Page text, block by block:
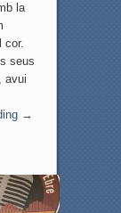
la
cor.
seus
avui
→